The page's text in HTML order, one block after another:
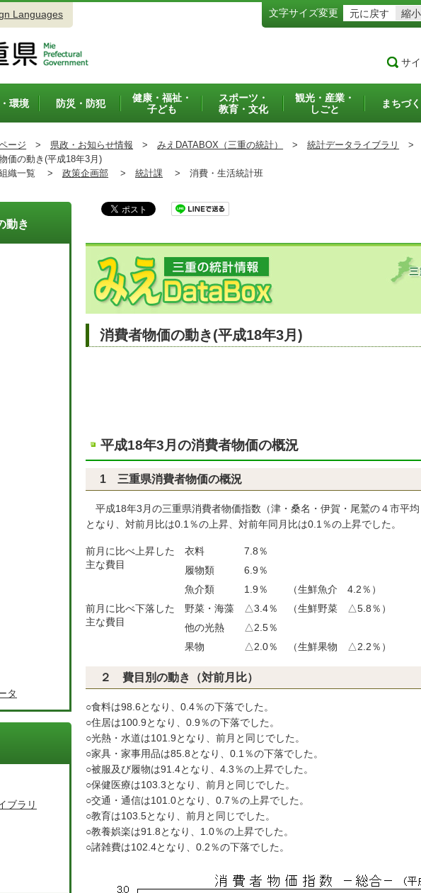
Languages 文字サイズ変更 元に戻す 縮小
サ
環境 防災・防犯
健康・福祉・
子ども
スポーツ・
教育・文化
観光・産業・
しごと
まちづ
ージ > 県政・お知らせ情報 > みえDATABOX（三重の統計） > 統計データライブラリ
>
価の動き(平成18年3月)
織一覧 > 政策企画部 > 統計課 > 消費・生活統計班
消費者物価の動き(平成18年3月)
平成18年3月の消費者物価の概況
1 三重県消費者物価の概況
平成18年3月の三重県消費者物価指数（津・桑名・伊賀・尾鷲の４市平
となり、対前月比は0.1％の上昇、対前年同月比は0.1％の上昇でした。
前月に比べ上昇した
主な費目
衣料
7.8％
履物類
6.9％
魚介類
1.9％
（生鮮魚介 4.2％）
前月に比べ下落した
主な費目
野菜・海藻 △3.4％
（生鮮野菜 △5.8％）
他の光熱
△2.5％
果物
△2.0％ （生鮮果物 △2.2％）
２ 費目別の動き（対前月比）
○食料は98.6となり、0.4％の下落でした。
○住居は100.9となり、0.9％の下落でした。
○光熱・水道は101.9となり、前月と同じでした。
○家具・家事用品は85.8となり、0.1％の下落でした。
○被服及び履物は91.4となり、4.3％の上昇でした。
○保健医療は103.3となり、前月と同じでした。
○交通・通信は101.0となり、0.7％の上昇でした。
○教育は103.5となり、前月と同じでした。
○教養娯楽は91.8となり、1.0％の上昇でした。
○諸雑費は102.4となり、0.2％の下落でした。
動き
タ
ブラリ